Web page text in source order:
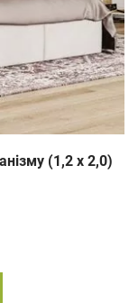
(1,2 х 2,0)